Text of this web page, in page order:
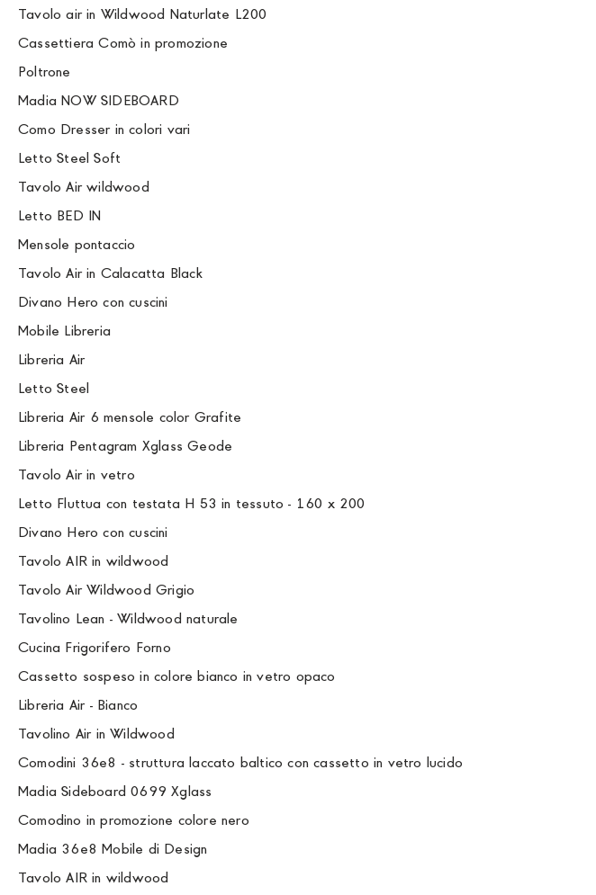
Tavolo air in Wildwood Naturlate L200
Cassettiera Comò in promozione
Poltrone
Madia NOW SIDEBOARD
Como Dresser in colori vari
Letto Steel Soft
Tavolo Air wildwood
Letto BED IN
Mensole pontaccio
Tavolo Air in Calacatta Black
Divano Hero con cuscini
Mobile Libreria
Libreria Air
Letto Steel
Libreria Air 6 mensole color Grafite
Libreria Pentagram Xglass Geode
Tavolo Air in vetro
Letto Fluttua con testata H 53 in tessuto - 160 x 200
Divano Hero con cuscini
Tavolo AIR in wildwood
Tavolo Air Wildwood Grigio
Tavolino Lean - Wildwood naturale
Cucina Frigorifero Forno
Cassetto sospeso in colore bianco in vetro opaco
Libreria Air - Bianco
Tavolino Air in Wildwood
Comodini 36e8 - struttura laccato baltico con cassetto in vetro lucido
Madia Sideboard 0699 Xglass
Comodino in promozione colore nero
Madia 36e8 Mobile di Design
Tavolo AIR in wildwood